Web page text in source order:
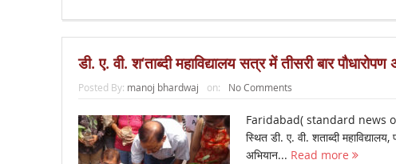
डी. ए. वी. श‘ताब्दी महाविद्यालय सत्र में तीसरी बार पौधारोपण
Posted By: manoj bhardwaj on: No Comments
Faridabad( standard news
स्थित डी. ए. वी. शताब्दी
अभियान... Read more